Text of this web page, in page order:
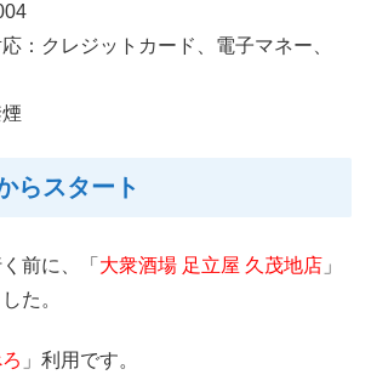
：クレジットカード、電子マネー、
らスタート
前に、「 大衆酒場 足立屋 久茂地店 」
た。
」利用です。